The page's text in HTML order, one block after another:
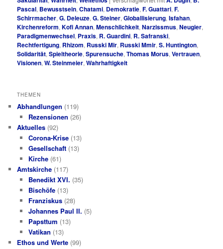
Pascal, Bewusstsein,Chatami, Demokratie,F. Guattari,F.
Schirrmacher,G. Deleuze,G. Steiner,Globallisierung,Isfahan,
Kirchenreform,Kofi Annan,Menschlichkeit,Narzissmus,Neugier,
Paradigmenwechsel, Praxis, R. Guardini, R. Safranski,
Rechtfertigung, Rhizom, Russki Mir, Russki Mmir,S. Huntington,
Solidarität,Spieltheorie,Spurensuche,Thomas Morus,Vertrauen,
Visionen,W. Steinmeier,Wahrhaftigkeit
THEMEN
Abhandlungen (119)
Rezensionen (26)
Aktuelles (92)
Corona-Krise(13)
Gesellschaft(13)
Kirche(61)
Amtskirche (117)
Benedikt XVI. (35)
Bischöfe(13)
Franziskus(28)
Johannes Paul II. (5)
Papsttum (13)
Vatikan (13)
Ethos und Werte (99)